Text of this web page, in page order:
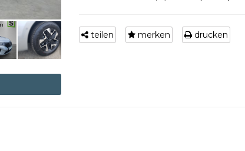
teilen merken drucken